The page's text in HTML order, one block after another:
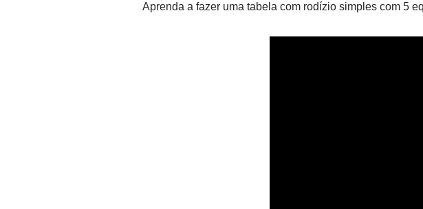
Aprenda a fazer uma tabela com rodízio simples com 5